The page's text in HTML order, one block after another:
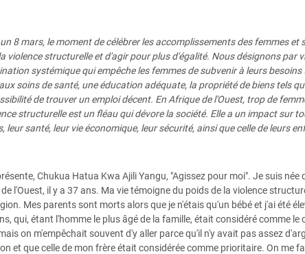
8 mars, le moment de célébrer les accomplissements des femmes
violence structurelle et d'agir pour plus d'égalité. Nous désignons par
systémique qui empêche les femmes de subvenir à leurs
soins de santé, une éducation adéquate, la propriété de biens tels
de trouver un emploi décent. En Afrique de l'Ouest, trop de
structurelle est un fléau qui dévore la société. Elle a un impact sur
leur santé, leur vie économique, leur sécurité, ainsi que celle de leurs
Chukua Hatua Kwa Ajili Yangu, "Agissez pour moi". Je suis née
l'Ouest, il y a 37 ans. Ma vie témoigne du poids de la violence
Mes parents sont morts alors que je n'étais qu'un bébé et j'ai été
qui, étant l'homme le plus âgé de la famille, était considéré comme le
on m'empêchait souvent d'y aller parce qu'il n'y avait pas assez
et que celle de mon frère était considérée comme prioritaire. On me